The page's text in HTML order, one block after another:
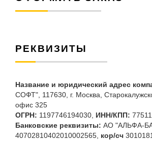
РЕКВИЗИТЫ
Название и юридический адрес
СОФТ", 117630, г. Москва,
офис 325
ОГРН: 1197746194030, ИНН/КПП:
Банковские реквизиты: АО "АЛЬФА-
40702810402010002565, кор/сч